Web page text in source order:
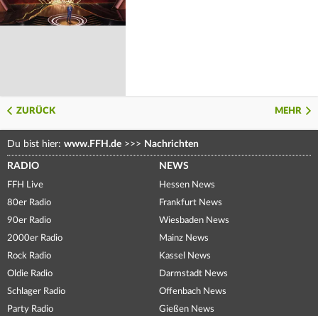
ZURÜCK MEHR
Du bist hier: www.FFH.de >>> Nachrichten
RADIO
FFH Live
80er Radio
90er Radio
2000er Radio
Rock Radio
Oldie Radio
Schlager Radio
Party Radio
NEWS
Hessen News
Frankfurt News
Wiesbaden News
Mainz News
Kassel News
Darmstadt News
Offenbach News
Gießen News